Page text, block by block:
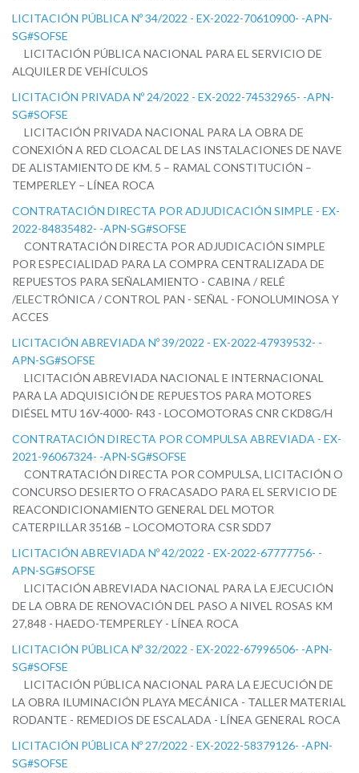
LICITACIÓN PÚBLICA Nº 34/2022 - EX-2022-70610900- -APN-
SG#SOFSE
LICITACIÓN PÚBLICA NACIONAL PARA EL SERVICIO DE
ALQUILER DE VEHÍCULOS
LICITACIÓN PRIVADA Nº 24/2022 - EX-2022-74532965- -APN-
SG#SOFSE
LICITACIÓN PRIVADA NACIONAL PARA LA OBRA DE
CONEXIÓN A RED CLOACAL DE LAS INSTALACIONES DE NAVE
DE ALISTAMIENTO DE KM. 5 – RAMAL CONSTITUCIÓN –
TEMPERLEY – LÍNEA ROCA
CONTRATACIÓN DIRECTA POR ADJUDICACIÓN SIMPLE - EX-
2022-84835482- -APN-SG#SOFSE
CONTRATACIÓN DIRECTA POR ADJUDICACIÓN SIMPLE
POR ESPECIALIDAD PARA LA COMPRA CENTRALIZADA DE
REPUESTOS PARA SEÑALAMIENTO - CABINA / RELÉ
/ELECTRÓNICA / CONTROL PAN - SEÑAL - FONOLUMINOSA Y
ACCES
LICITACIÓN ABREVIADA Nº 39/2022 - EX-2022-47939532- -
APN-SG#SOFSE
LICITACIÓN ABREVIADA NACIONAL E INTERNACIONAL
PARA LA ADQUISICIÓN DE REPUESTOS PARA MOTORES
DIÉSEL MTU 16V-4000- R43 - LOCOMOTORAS CNR CKD8G/H
CONTRATACIÓN DIRECTA POR COMPULSA ABREVIADA - EX-
2021-96067324- -APN-SG#SOFSE
CONTRATACIÓN DIRECTA POR COMPULSA, LICITACIÓN O
CONCURSO DESIERTO O FRACASADO PARA EL SERVICIO DE
REACONDICIONAMIENTO GENERAL DEL MOTOR
CATERPILLAR 3516B – LOCOMOTORA CSR SDD7
LICITACIÓN ABREVIADA Nº 42/2022 - EX-2022-67777756- -
APN-SG#SOFSE
LICITACIÓN ABREVIADA NACIONAL PARA LA EJECUCIÓN
DE LA OBRA DE RENOVACIÓN DEL PASO A NIVEL ROSAS KM
27,848 - HAEDO-TEMPERLEY - LÍNEA ROCA
LICITACIÓN PÚBLICA Nº 32/2022 - EX-2022-67996506- -APN-
SG#SOFSE
LICITACIÓN PÚBLICA NACIONAL PARA LA EJECUCIÓN DE
LA OBRA ILUMINACIÓN PLAYA MECÁNICA - TALLER MATERIAL
RODANTE - REMEDIOS DE ESCALADA - LÍNEA GENERAL ROCA
LICITACIÓN PÚBLICA Nº 27/2022 - EX-2022-58379126- -APN-
SG#SOFSE